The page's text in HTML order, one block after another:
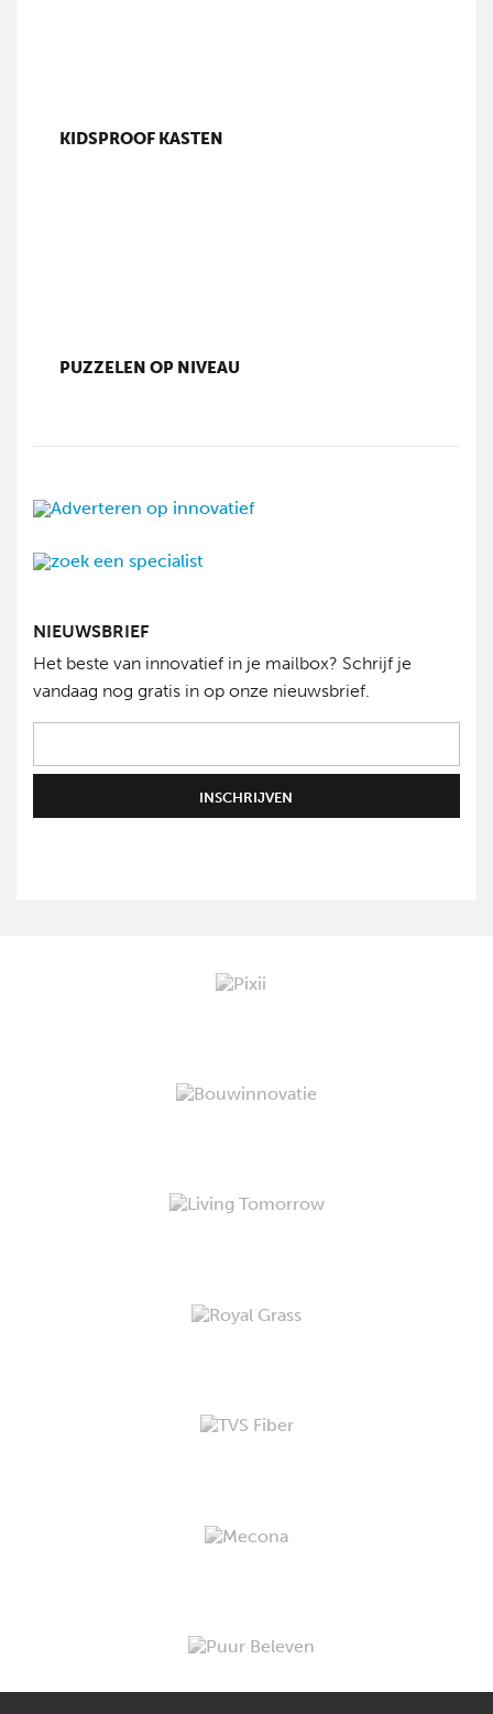
KIDSPROOF KASTEN
PUZZELEN OP NIVEAU
NIEUWSBRIEF
Het beste van innovatief in je mailbox? Schrijf je
vandaag nog gratis in op onze nieuwsbrief.